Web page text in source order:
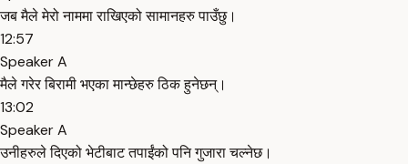
जब मैले मेरो नाममा राखिएको सामानहरु पाउँछु।
12:57
Speaker A
मैले गरेर बिरामी भएका मान्छेहरु ठिक हुनेछन्।
13:02
Speaker A
उनीहरुले दिएको भेटीबाट तपाईंको पनि गुजारा चल्नेछ।